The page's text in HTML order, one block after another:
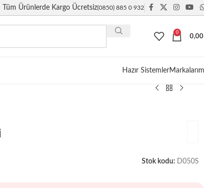
Tüm Ürünlerde Kargo Ücretsiz(0850) 885 0 932
0
Hazır Sistemler
Stok kodu: D050S